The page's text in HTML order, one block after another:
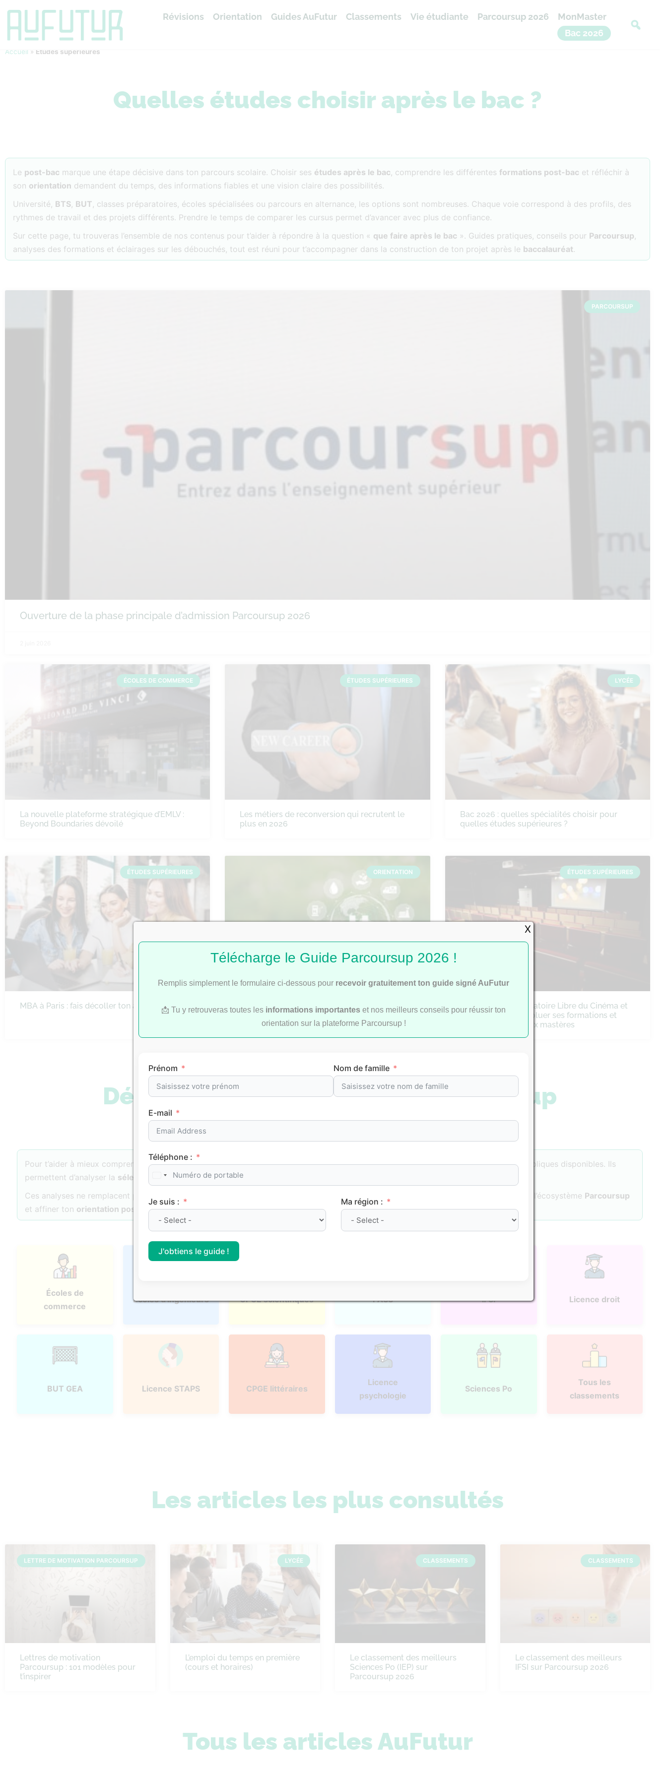
Révisions Orientation Guides AuFutur Classements Vie étudiante Parcoursup 2026
MonMaster
Bac 2026
Accueil » Études supérieures
Quelles études choisir après le bac ?
Le post-bac marque une étape décisive dans ton parcours scolaire. Choisir ses études après le bac, comprendre les différentes formations post-bac et réfléchir à
son orientation demandent du temps, des informations fiables et une vision claire des possibilités.
Université, BTS, BUT, classes préparatoires, écoles spécialisées ou parcours en alternance, les options sont nombreuses. Chaque voie correspond à des profils, des
rythmes de travail et des projets différents. Prendre le temps de comparer les cursus permet d’avancer avec plus de confiance.
Sur cette page, tu trouveras l’ensemble de nos contenus pour t’aider à répondre à la question « que faire après le bac ». Guides pratiques, conseils pour Parcoursup,
analyses des formations et éclairages sur les débouchés, tout est réuni pour t’accompagner dans la construction de ton projet après le baccalauréat.
PARCOURSUP
Ouverture de la phase principale d’admission Parcoursup 2026
ÉCOLES DE COMMERCE
La nouvelle plateforme stratégique d’EMLV :
Beyond Boundaries dévoilé
ÉTUDES SUPÉRIEURES
Les métiers de reconversion qui recrutent le
plus en 2026
LYCÉE
Bac 2026 : quelles spécialités choisir pour
quelles études supérieures ?
ÉTUDES SUPÉRIEURES
MBA à Paris : fais décoller ton ambition
ORIENTATION
Les métiers d’avenir dans les énergies
renouvelables
ÉTUDES SUPÉRIEURES
Cinéma : le Conservatoire Libre du Cinéma et
de la Fiction fait évoluer ses formations et
lance trois nouveaux mastères
Découvre nos classements Parcoursup
Pour t’aider à mieux comprendre les dynamiques d’admission, nous proposons desclassements Parcoursupbasés sur les données publiques disponibles. Ils
permettent d’analyser la sélectivité , l’attractivitéet le positionnement des différentes
Ces analyses ne remplacent pas ton projet personnel, mais elles apportent des repères concrets pour mieux situer une formation dans l’écosystème Parcoursup
et affiner ton orientation post-bac.
Écoles de
commerce
Écoles d'ingénieurs CPGE scientifiques PASS IFSI Licence droit
BUT GEA Licence STAPS CPGE littéraires
Licence
psychologie
Sciences Po
Tous les
classements
Les articles les plus consultés
LETTRE DE MOTIVATION PARCOURSUP
Lettres de motivation
Parcoursup : 101 modèles pour
t’inspirer
LYCÉE
L’emploi du temps en première
(cours et horaires)
CLASSEMENTS
Le classement des meilleurs
Sciences Po (IEP) sur
Parcoursup 2026
CLASSEMENTS
Le classement des meilleurs
IFSI sur Parcoursup 2026
Tous les articles AuFutur
Télécharge le Guide Parcoursup 2026 !
Remplis simplement le formulaire ci-dessous pour recevoir gratuitement ton guide signé AuFutur
📩 Tu y retrouveras toutes les informations importantes et nos meilleurs conseils pour réussir ton
orientation sur la plateforme Parcoursup !
Prénom Nom de famille
E-mail
Téléphone :
Je suis : Ma région :
J'obtiens le guide !
X